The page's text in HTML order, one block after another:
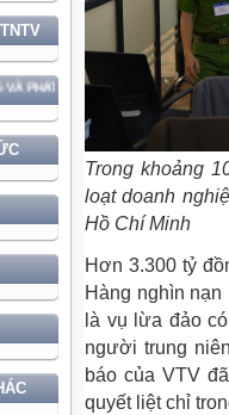
ĐẤT NƯỚC GẮN VỚI BẢO VỆ
Trong khoảng
loạt doanh
Hồ Chí Minh
Hơn 3.300 tỷ
Hàng nghìn
là vụ lừa đảo
người trung
báo của VTV
quyết liệt chỉ